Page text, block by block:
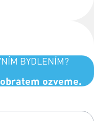
BYDLENÍM?
ozveme.